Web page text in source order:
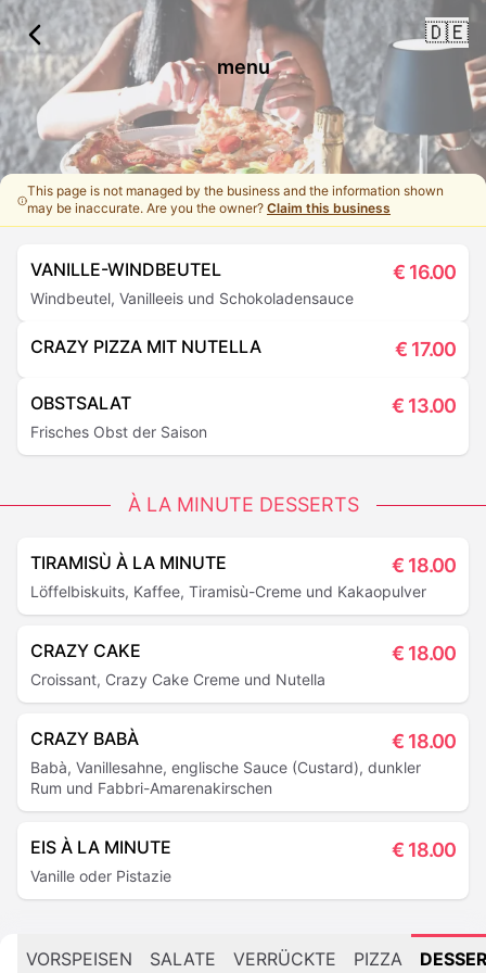
🇩🇪
menu
This page is not managed by the business and the information shown
may be inaccurate. Are you the owner?Claim this business
VANILLE-WINDBEUTEL € 16.00
Windbeutel, Vanilleeis und Schokoladensauce
CRAZY PIZZA MIT NUTELLA € 17.00
OBSTSALAT € 13.00
Frisches Obst der Saison
À LA MINUTE DESSERTS
TIRAMISÙ À LA MINUTE € 18.00
Löffelbiskuits, Kaffee, Tiramisù-Creme und Kakaopulver
CRAZY CAKE € 18.00
Croissant, Crazy Cake Creme und Nutella
CRAZY BABÀ € 18.00
Babà, Vanillesahne, englische Sauce (Custard), dunkler
Rum und Fabbri-Amarenakirschen
EIS À LA MINUTE € 18.00
Vanille oder Pistazie
VORSPEISEN SALATE VERRÜCKTE PIZZA